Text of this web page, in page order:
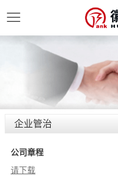
企业管治
公司章程
请下载